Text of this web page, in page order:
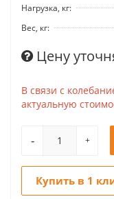
Нагрузка, кг:
Вес, кг:
Цену
В связи с
актуальную
+
-
Купить в 1